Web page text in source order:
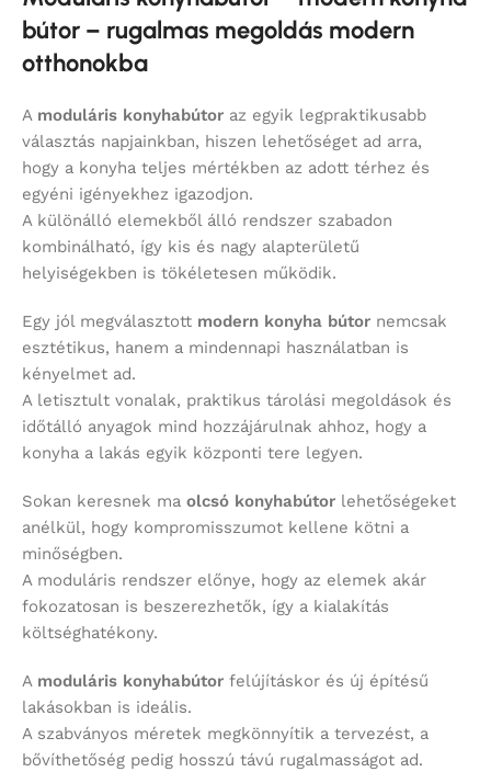
bútor – rugalmas megoldás modern
otthonokba
A moduláris konyhabútor az egyik legpraktikusabb
választás napjainkban, hiszen lehetőséget ad arra,
hogy a konyha teljes mértékben az adott térhez és
egyéni igényekhez igazodjon.
A különálló elemekből álló rendszer szabadon
kombinálható, így kis és nagy alapterületű
helyiségekben is tökéletesen működik.
Egy jól megválasztott modern konyha bútor nemcsak
esztétikus, hanem a mindennapi használatban is
kényelmet ad.
A letisztult vonalak, praktikus tárolási megoldások és
időtálló anyagok mind hozzájárulnak ahhoz, hogy a
konyha a lakás egyik központi tere legyen.
Sokan keresnek ma olcsó konyhabútor lehetőségeket
anélkül, hogy kompromisszumot kellene kötni a
minőségben.
A moduláris rendszer előnye, hogy az elemek akár
fokozatosan is beszerezhetők, így a kialakítás
költséghatékony.
A moduláris konyhabútor felújításkor és új építésű
lakásokban is ideális.
A szabványos méretek megkönnyítik a tervezést, a
bővíthetőség pedig hosszú távú rugalmasságot ad.